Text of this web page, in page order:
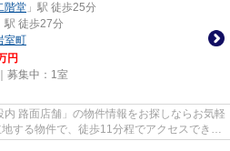
階堂 」駅 徒歩25分
駅 徒歩27分
室町
円
募集中： 1室
内 路面店舗」の物件情報をお探しならお気軽
する物件で、徒歩11分程でアクセスできま